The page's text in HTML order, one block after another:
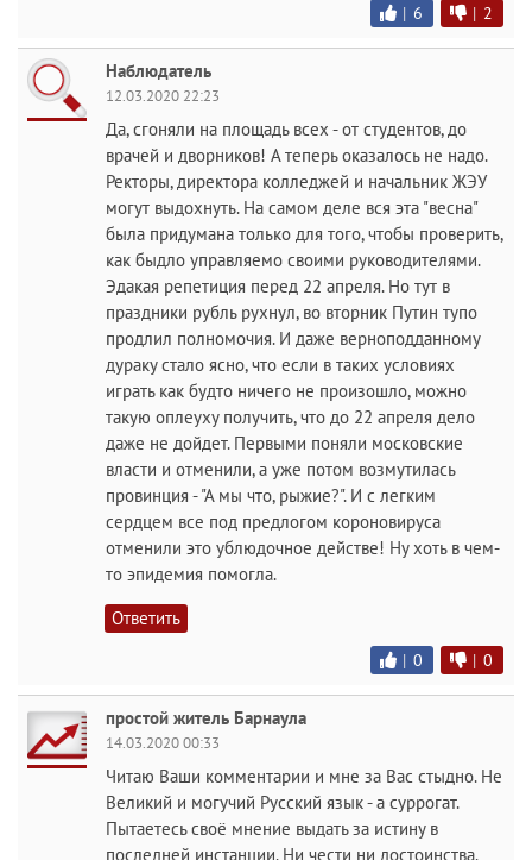
| 6 | 2
Наблюдатель
12.03.2020 22:23
Да, сгоняли на площадь всех - от студентов, до
врачей и дворников! А теперь оказалось не надо.
Ректоры, директора колледжей и начальник ЖЭУ
могут выдохнуть. На самом деле вся эта "весна"
была придумана только для того, чтобы проверить,
как быдло управляемо своими руководителями.
Эдакая репетиция перед 22 апреля. Но тут в
праздники рубль рухнул, во вторник Путин тупо
продлил полномочия. И даже верноподданному
дураку стало ясно, что если в таких условиях
играть как будто ничего не произошло, можно
такую оплеуху получить, что до 22 апреля дело
даже не дойдет. Первыми поняли московские
власти и отменили, а уже потом возмутилась
провинция - "А мы что, рыжие?". И с легким
сердцем все под предлогом короновируса
отменили это ублюдочное действе! Ну хоть в чем-
то эпидемия помогла.
Ответить
| 0 | 0
простой житель Барнаула
14.03.2020 00:33
Читаю Ваши комментарии и мне за Вас стыдно. Не
Великий и могучий Русский язык - а суррогат.
Пытаетесь своё мнение выдать за истину в
последней инстанции. Ни чести ни достоинства.